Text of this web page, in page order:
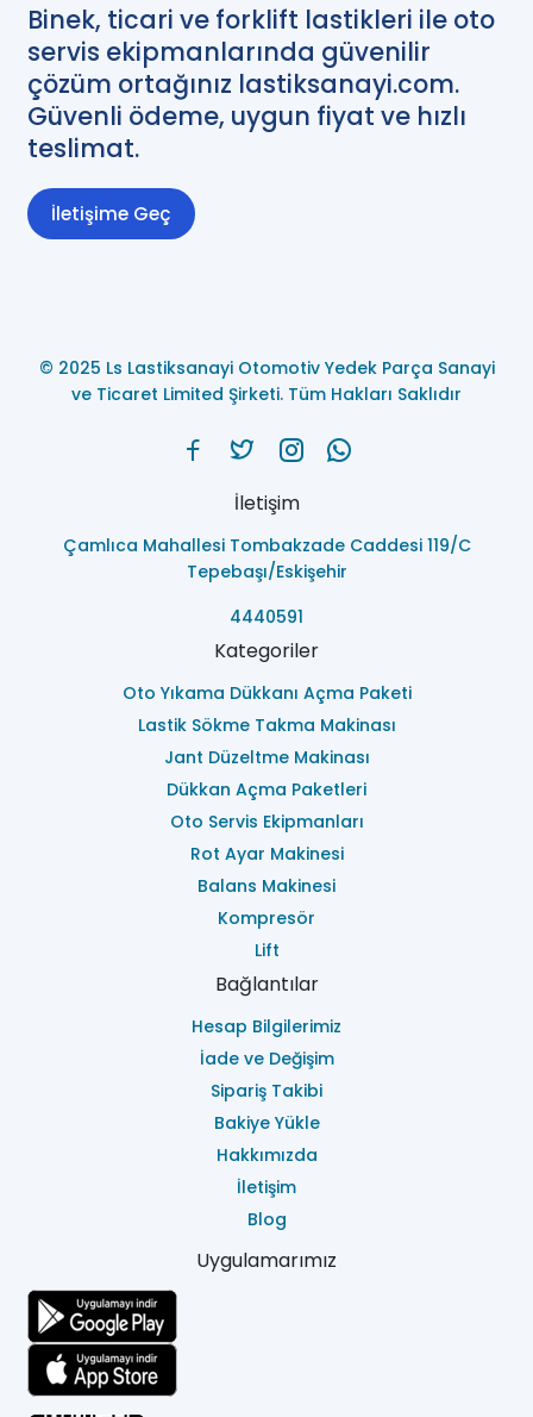
Binek, ticari ve forklift lastikleri ile oto
servis ekipmanlarında güvenilir
çözüm ortağınız lastiksanayi.com.
Güvenli ödeme, uygun fiyat ve hızlı
teslimat.
İletişime Geç
© 2025 Ls Lastiksanayi Otomotiv Yedek Parça Sanayi
ve Ticaret Limited Şirketi. Tüm Hakları Saklıdır
İletişim
Çamlıca Mahallesi Tombakzade Caddesi 119/C
Tepebaşı/Eskişehir
4440591
Kategoriler
Oto Yıkama Dükkanı Açma Paketi
Lastik Sökme Takma Makinası
Jant Düzeltme Makinası
Dükkan Açma Paketleri
Oto Servis Ekipmanları
Rot Ayar Makinesi
Balans Makinesi
Kompresör
Lift
Bağlantılar
Hesap Bilgilerimiz
İade ve Değişim
Sipariş Takibi
Bakiye Yükle
Hakkımızda
İletişim
Blog
Uygulamarımız